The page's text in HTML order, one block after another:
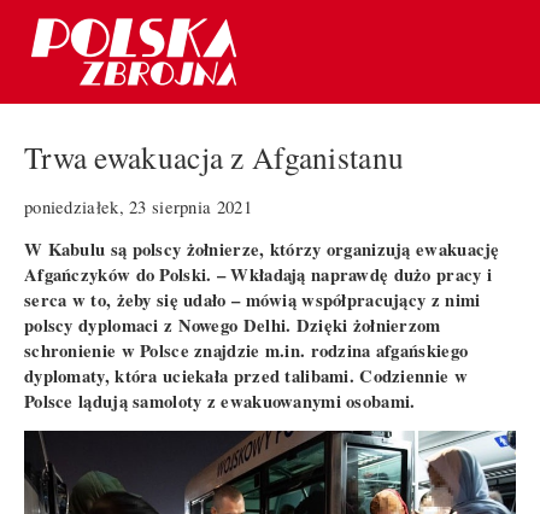
Trwa ewakuacja z Afganistanu
poniedziałek, 23 sierpnia 2021
W Kabulu są polscy żołnierze, którzy organizują ewakuację
Afgańczyków do Polski. – Wkładają naprawdę dużo pracy i
serca w to, żeby się udało – mówią współpracujący z nimi
polscy dyplomaci z Nowego Delhi. Dzięki żołnierzom
schronienie w Polsce znajdzie m.in. rodzina afgańskiego
dyplomaty, która uciekała przed talibami. Codziennie w
Polsce lądują samoloty z ewakuowanymi osobami.